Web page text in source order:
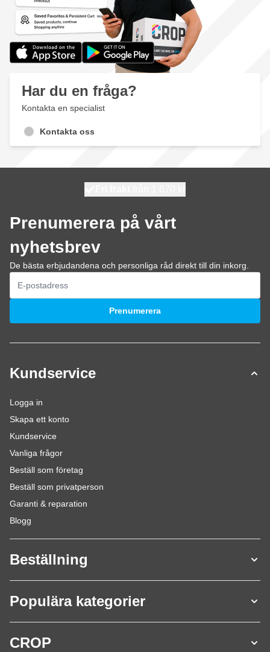
Har du en fråga?
Kontakta en specialist
Kontakta oss
Prenumerera på vårt
nyhetsbrev
De bästa erbjudandena och personliga råd direkt till din inkorg.
E-postadress
Prenumerera
Kundservice
Logga in
Skapa ett konto
Kundservice
Vanliga frågor
Beställ som företag
Beställ som privatperson
Garanti & reparation
Blogg
Beställning
Populära kategorier
CROP